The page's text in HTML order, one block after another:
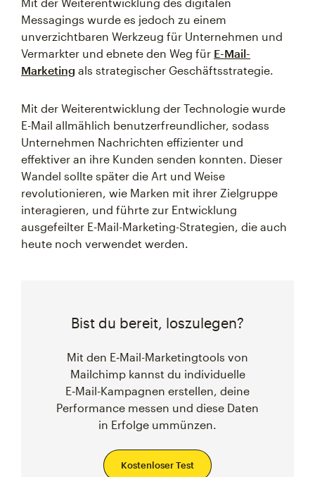
Messagings wurde es jedoch zu einem
unverzichtbaren Werkzeug für Unternehmen und
Vermarkter und ebnete den Weg für E-Mail-
Marketing als strategischer Geschäftsstrategie.
Mit der Weiterentwicklung der Technologie wurde
E-Mail allmählich benutzerfreundlicher, sodass
Unternehmen Nachrichten effizienter und
effektiver an ihre Kunden senden konnten. Dieser
Wandel sollte später die Art und Weise
revolutionieren, wie Marken mit ihrer Zielgruppe
interagieren, und führte zur Entwicklung
ausgefeilter E-Mail-Marketing-Strategien, die auch
heute noch verwendet werden.
Bist du bereit, loszulegen?
Mit den E‑Mail-Marketingtools von
Mailchimp kannst du individuelle
E‑Mail-Kampagnen erstellen, deine
Performance messen und diese Daten
in Erfolge ummünzen.
Kostenloser Test